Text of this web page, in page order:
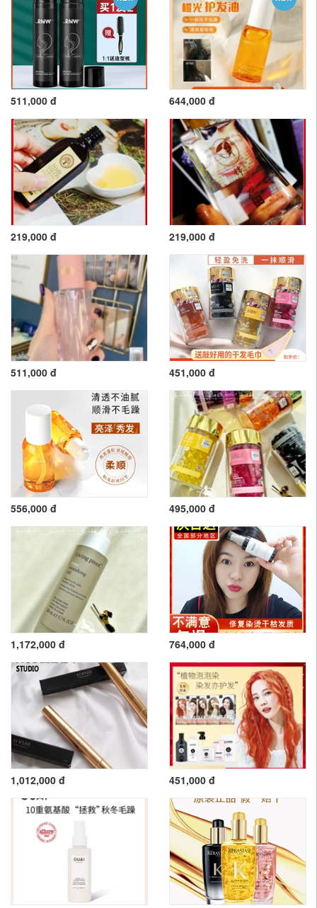
511,000 đ 644,000 đ
219,000 đ 219,000 đ
511,000 đ 451,000 đ
556,000 đ 495,000 đ
1,172,000 đ 764,000 đ
1,012,000 đ 451,000 đ